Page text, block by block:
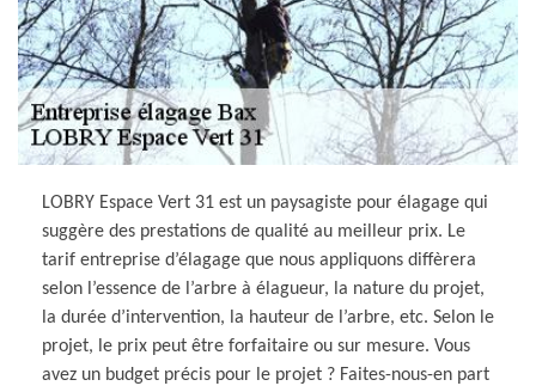
LOBRY Espace Vert 31 est un paysagiste pour élagage qui
suggère des prestations de qualité au meilleur prix. Le
tarif entreprise d’élagage que nous appliquons diffèrera
selon l’essence de l’arbre à élagueur, la nature du projet,
la durée d’intervention, la hauteur de l’arbre, etc. Selon le
projet, le prix peut être forfaitaire ou sur mesure. Vous
avez un budget précis pour le projet ? Faites-nous-en part